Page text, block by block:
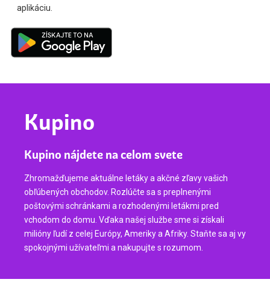
aplikáciu.
Kupino
Kupino nájdete na celom svete
Zhromažďujeme aktuálne letáky a akčné zľavy vašich
obľúbených obchodov. Rozlúčte sa s preplnenými
poštovými schránkami a rozhodenými letákmi pred
vchodom do domu. Vďaka našej službe sme si získali
milióny ľudí z celej Európy, Ameriky a Afriky. Staňte sa aj vy
spokojnými užívateľmi a nakupujte s rozumom.